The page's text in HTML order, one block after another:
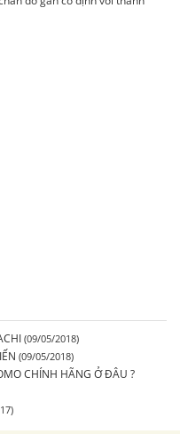
(09/05/2018)
(09/05/2018)
CHÍNH HÃNG Ở ĐÂU ?